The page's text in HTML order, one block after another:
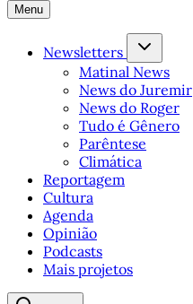
Menu
Newsletters
Matinal News
News do Juremir
News do Roger
Tudo é Gênero
Parêntese
Climática
Reportagem
Cultura
Agenda
Opinião
Podcasts
Mais projetos